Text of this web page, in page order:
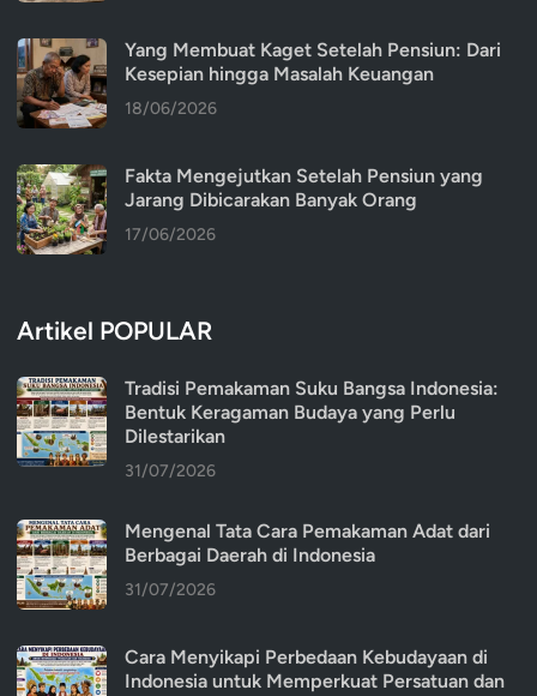
Yang Membuat Kaget Setelah Pensiun: Dari
Kesepian hingga Masalah Keuangan
18/06/2026
Fakta Mengejutkan Setelah Pensiun yang
Jarang Dibicarakan Banyak Orang
17/06/2026
Artikel POPULAR
Tradisi Pemakaman Suku Bangsa Indonesia:
Bentuk Keragaman Budaya yang Perlu
Dilestarikan
31/07/2026
Mengenal Tata Cara Pemakaman Adat dari
Berbagai Daerah di Indonesia
31/07/2026
Cara Menyikapi Perbedaan Kebudayaan di
Indonesia untuk Memperkuat Persatuan dan